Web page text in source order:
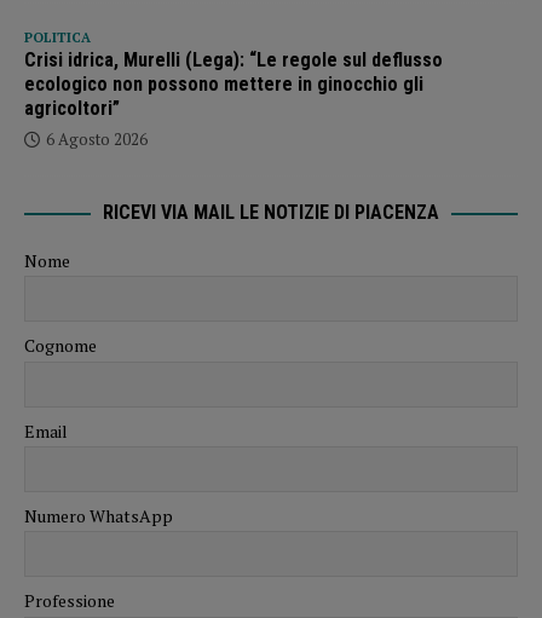
POLITICA
Crisi idrica, Murelli (Lega): “Le regole sul deflusso
ecologico non possono mettere in ginocchio gli
agricoltori”
6 Agosto 2026
RICEVI VIA MAIL LE NOTIZIE DI PIACENZA
Nome
Cognome
Email
Numero WhatsApp
Professione